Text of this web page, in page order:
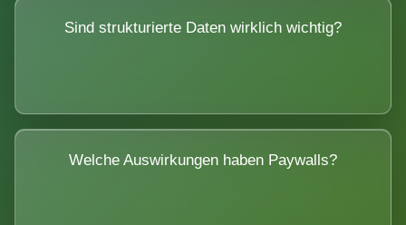
Sind strukturierte Daten wirklich wichtig?
Welche Auswirkungen haben Paywalls?